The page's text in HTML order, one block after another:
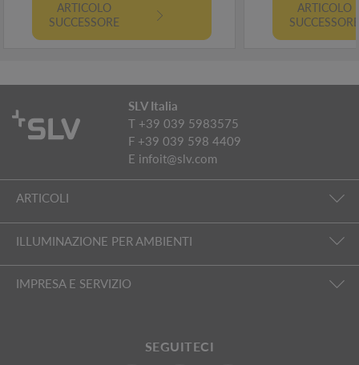
ARTICOLO
SUCCESSORE
ARTICOLO
SLV Italia
T +39 039 5983575
F +39 039 598 4409
E infoit@slv.com
ARTICOLI
ILLUMINAZIONE PER AMBIENTI
IMPRESA E SERVIZIO
SEGUITECI